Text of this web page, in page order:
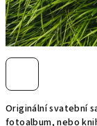
Originální svatební
fotoalbum, nebo